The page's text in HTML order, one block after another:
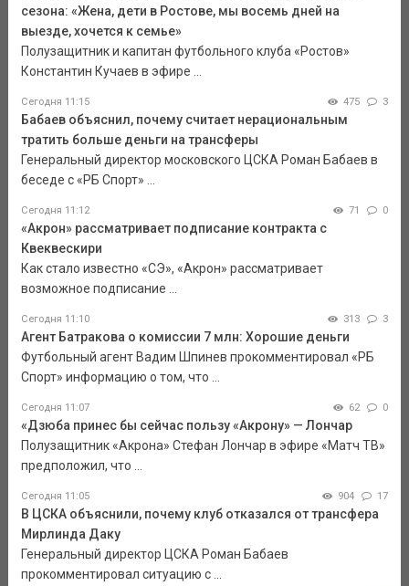
сезона: «Жена, дети в Ростове, мы восемь дней на
выезде, хочется к семье»
Полузащитник и капитан футбольного клуба «Ростов»
Константин Кучаев в эфире ...
Сегодня 11:15 475 3
Бабаев объяснил, почему считает нерациональным
тратить больше деньги на трансферы
Генеральный директор московского ЦСКА Роман Бабаев в
беседе с «РБ Спорт» ...
Сегодня 11:12 71 0
«Акрон» рассматривает подписание контракта с
Квеквескири
Как стало известно «СЭ», «Акрон» рассматривает
возможное подписание ...
Сегодня 11:10 313 3
Агент Батракова о комиссии 7 млн: Хорошие деньги
Футбольный агент Вадим Шпинев прокомментировал «РБ
Спорт» информацию о том, что ...
Сегодня 11:07 62 0
«Дзюба принес бы сейчас пользу «Акрону» — Лончар
Полузащитник «Акрона» Стефан Лончар в эфире «Матч ТВ»
предположил, что ...
Сегодня 11:05 904 17
В ЦСКА объяснили, почему клуб отказался от трансфера
Мирлинда Даку
Генеральный директор ЦСКА Роман Бабаев
прокомментировал ситуацию с ...